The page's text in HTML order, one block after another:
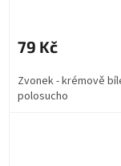
79 Kč
Zvonek - krémově
polosucho